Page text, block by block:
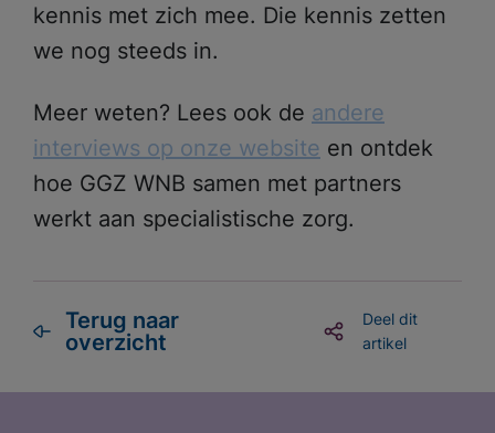
kennis met zich mee. Die kennis zetten
we nog steeds in.
Meer weten? Lees ook de andere
interviews op onze website en ontdek
hoe GGZ WNB samen met partners
werkt aan specialistische zorg.
Terug naar
overzicht
Deel dit
artikel